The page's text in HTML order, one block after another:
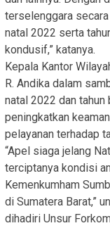
terselenggara
natal 2022 serta
kondusif,” katanya.
Kepala Kantor
R. Andika dalam
natal 2022 dan
peningkatkan
pelayanan terhadap
“Apel siaga jelang
terciptanya kondisi
Kemenkumham
di Sumatera Barat,”
dihadiri Unsur